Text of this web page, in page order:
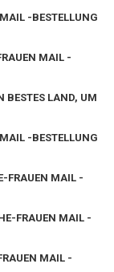
-BESTELLUNG
MAIL -
BESTES LAND, UM
-BESTELLUNG
FRAUEN MAIL -
FRAUEN MAIL -
MAIL -